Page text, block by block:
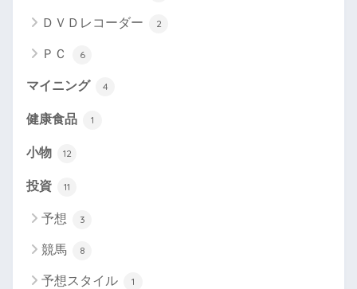
ＤＶＤレコーダー 2
ＰＣ 6
マイニング 4
健康食品 1
小物 12
投資 11
予想 3
競馬 8
予想スタイル 1